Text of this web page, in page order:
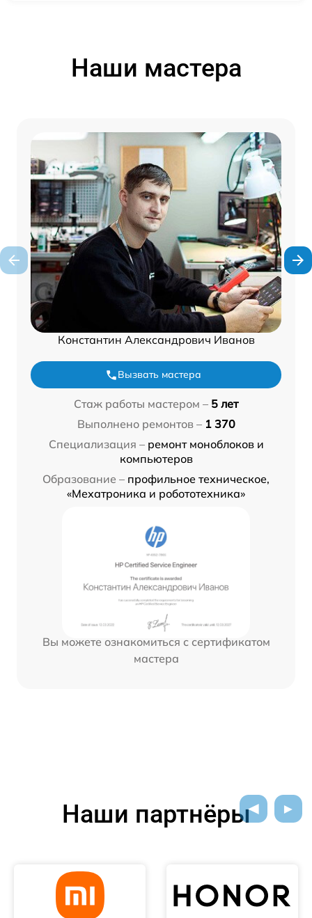
Наши мастера
Константин Александрович Иванов
Вызвать мастера
Стаж работы мастером – 5 лет
Выполнено ремонтов – 1 370
Специализация – ремонт моноблоков и
компьютеров
Образование – профильное техническое,
«Мехатроника и робототехника»
Вы можете ознакомиться с сертификатом
мастера
Наши партнёры